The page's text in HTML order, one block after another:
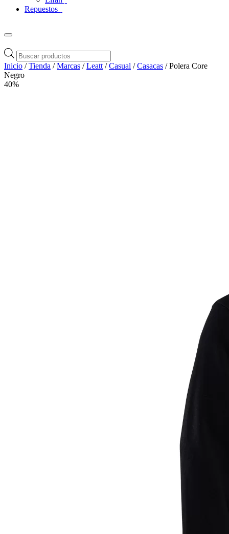
Repuestos
Búsqueda
de
productos
Inicio /Tienda /Marcas /Leatt /Casual /Casacas / Polera Core
Negro
40%